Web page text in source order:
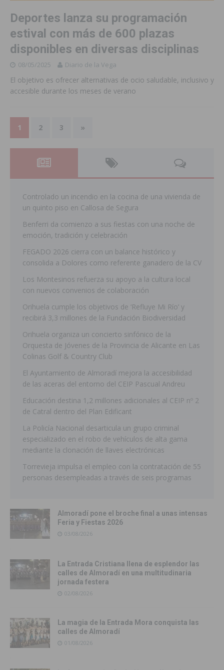
Deportes lanza su programación
estival con más de 600 plazas
disponibles en diversas disciplinas
08/05/2025 Diario de la Vega
El objetivo es ofrecer alternativas de ocio saludable, inclusivo y
accesible durante los meses de verano
1 2 3 »
Controlado un incendio en la cocina de una vivienda de
un quinto piso en Callosa de Segura
Benferri da comienzo a sus fiestas con una noche de
emoción, tradición y celebración
FEGADO 2026 cierra con un balance histórico y
consolida a Dolores como referente ganadero de la CV
Los Montesinos refuerza su apoyo a la cultura local
con nuevos convenios de colaboración
Orihuela cumple los objetivos de ‘Refluye Mi Río’ y
recibirá 3,3 millones de la Fundación Biodiversidad
Orihuela organiza un concierto sinfónico de la
Orquesta de Jóvenes de la Provincia de Alicante en Las
Colinas Golf & Country Club
El Ayuntamiento de Almoradí mejora la accesibilidad
de las aceras del entorno del CEIP Pascual Andreu
Educación destina 1,2 millones adicionales al CEIP nº 2
de Catral dentro del Plan Edificant
La Policía Nacional desarticula un grupo criminal
especializado en el robo de vehículos de alta gama
mediante la clonación de llaves electrónicas
Torrevieja impulsa el empleo con la contratación de 55
personas desempleadas a través de seis programas
Almoradí pone el broche final a unas intensas
Feria y Fiestas 2026
03/08/2026
La Entrada Cristiana llena de esplendor las
calles de Almoradí en una multitudinaria
jornada festera
02/08/2026
La magia de la Entrada Mora conquista las
calles de Almoradí
01/08/2026